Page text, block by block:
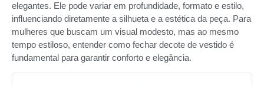
elegantes. Ele pode variar em profundidade, formato e estilo,
influenciando diretamente a silhueta e a estética da peça. Para
mulheres que buscam um visual modesto, mas ao mesmo
tempo estiloso, entender como fechar decote de vestido é
fundamental para garantir conforto e elegância.